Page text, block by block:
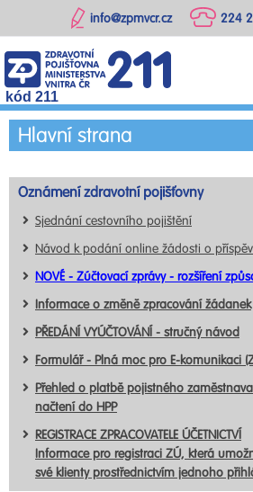
224
info@zpmvcr.cz
kód 211
Hlavní strana
Oznámení zdravotní pojišťovny
Sjednání cestovního pojištění
Návod k podání online žádosti o
NOVÉ - Zúčtovací zprávy - rozšíření
Informace o změně zpracování žádanek
PŘEDÁNÍ VYÚČTOVÁNÍ - stručný návod
Formulář - Plná moc pro E-komunikaci
Přehled o platbě pojistného
načtení do HPP
REGISTRACE ZPRACOVATELE ÚČETNICTVÍ
Informace pro registraci ZÚ, která
své klienty prostřednictvím jednoho